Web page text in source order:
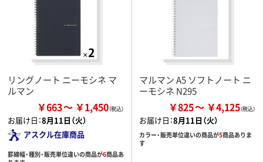
リングノート ニーモシネ マ
ルマン
￥663 ￥1,450
お届け日：8月11日（火）
アスクル在庫商品
罫線幅・種別・販売単位違いの商品が6商品あ
マルマン A5 ソフトノート ニ
ーモシネ N295
￥825 ￥4,125
お届け日：8月11日（火）
カラー・販売単位違いの商品が5商品ありま
す